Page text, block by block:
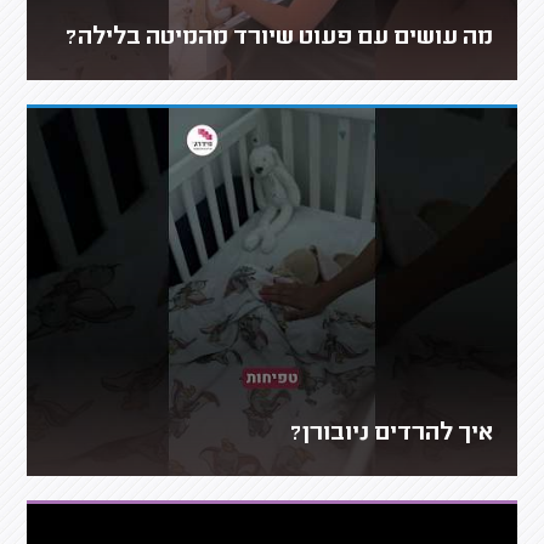
מה עושים עם פעוט שיורד מהמיטה בלילה?
איך להרדים ניובורן?